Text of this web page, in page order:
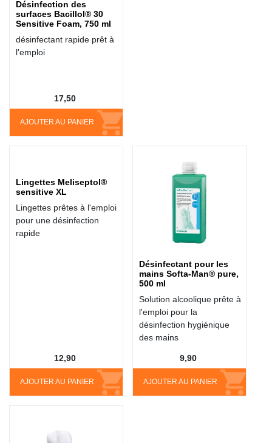
Désinfection des
surfaces Bacillol® 30
Sensitive Foam, 750 ml
désinfectant rapide prêt à
l'emploi
AJOUTER AU PANIER
17,50
Lingettes Meliseptol®
sensitive XL
Lingettes prêtes à l'emploi
pour une désinfection
rapide
AJOUTER AU PANIER
12,90
Désinfectant pour les
mains Softa-Man® pure,
500 ml
Solution alcoolique prête à
l'emploi pour la
désinfection hygiénique
des mains
AJOUTER AU PANIER
9,90